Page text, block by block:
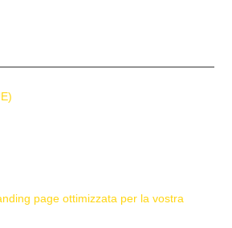
page ottimizzata per la vostra